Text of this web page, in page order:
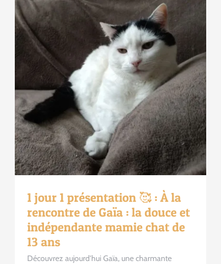
1 jour 1 présentation 🥰 : À la
rencontre de Gaïa : la douce et
indépendante mamie chat de
13 ans
Découvrez aujourd'hui Gaïa, une charmante